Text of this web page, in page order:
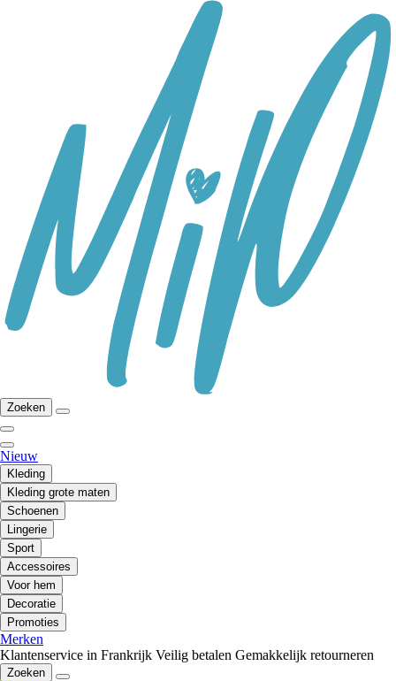
Zoeken
Nieuw
Kleding
Kleding grote maten
Schoenen
Lingerie
Sport
Accessoires
Voor hem
Decoratie
Promoties
Merken
Klantenservice in Frankrijk Veilig betalen Gemakkelijk retourneren
Zoeken